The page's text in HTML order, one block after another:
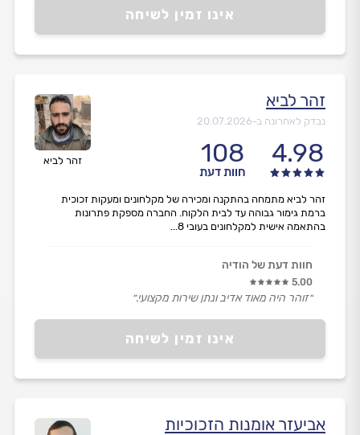
אינו זמין לשיחה
זהר לביא
זהר לביא
נבדק לאחרונה ב-20.07.2026
4.98
108
חוות דעת
אינו זמין לשיחה
זהר לביא מתמחה בהתקנה ומכירה של מקלחונים ומעקות זכוכית
ברמת גימור גבוהה עד לבית הלקוח. החברה מספקת פתרונות
בהתאמה אישית למקלחונים בעובי 8...
חוות דעת של הודיה
5.00
״זוהר היה מאוד אדיב ונתן שירות מקצועי.״
אביעזר אומנות הזכוכיות